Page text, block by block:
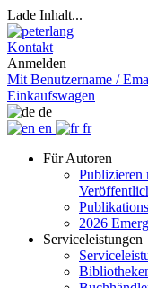
Lade Inhalt...
Kontakt
Anmelden
Mit Benutzername /
Einkaufswagen
de
en
fr
Für Autoren
Publizieren
2026
Serviceleistungen